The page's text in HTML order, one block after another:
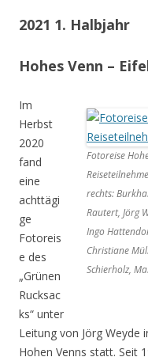
2021 1. Halbjahr
Hohes Venn –
Fotoreise
rechts:
Rautert, Jörg
Ingo
Christiane
Schierholz,
Im
Herbst
2020
fand
eine
achttägi
ge
Fotoreis
e des
„Grünen
Rucksac
ks“ unter
Leitung von Jörg Weyde
Hohen Venns statt. Seit